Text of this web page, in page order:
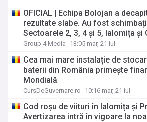
OFICIAL | Echipa Bolojan a
rezultate slabe. Au fost
Sectoarele 2, 3, 4 și 5, Ialomița și
Group 4 Media 13:05 mar, 21 iul
Cea mai mare instalație de
baterii din România primește
Mondială
CursDeGuvernare.ro 10:16 mar, 21 iul
Cod roșu de viituri în Ialomița și
Avertizarea intră în vigoare la